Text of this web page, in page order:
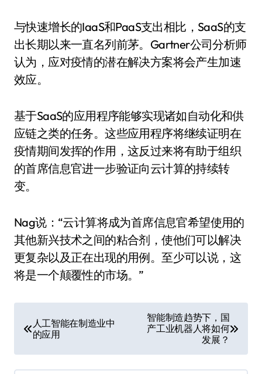
与快速增长的IaaS和PaaS支出相比，SaaS的支
出长期以来一直名列前茅。Gartner公司分析师
认为，应对疫情的潜在解决方案将会产生加速
效应。
基于SaaS的应用程序能够实现诸如自动化和供
应链之类的任务。这些应用程序将继续证明在
疫情期间发挥的作用，这反过来将有助于组织
的首席信息官进一步验证向云计算的持续转
变。
Nag说：“云计算将成为首席信息官希望使用的
其他新兴技术之间的粘合剂，使他们可以解决
更复杂以及正在出现的用例。至少可以说，这
将是一个颠覆性的市场。”
章
导
人工智能在制造业中
的应用
智能制造趋势下，国
产工业机器人将如何
发展？